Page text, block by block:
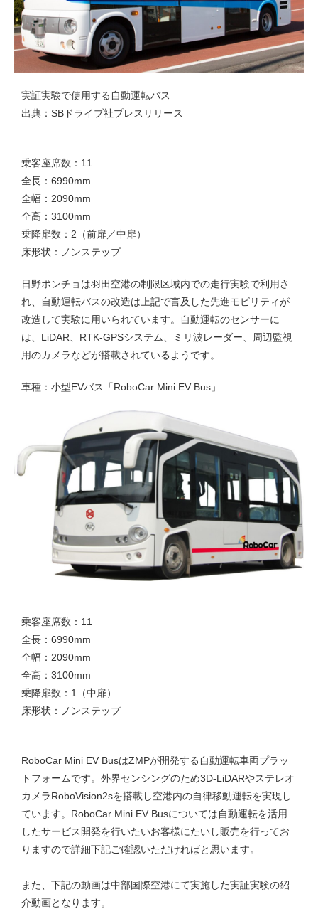
実証実験で使用する自動運転バス
出典：SBドライブ社プレスリリース
乗客座席数：11
全長：6990mm
全幅：2090mm
全高：3100mm
乗降扉数：2（前扉／中扉）
床形状：ノンステップ
日野ポンチョは羽田空港の制限区域内での走行実験で利用さ
れ、自動運転バスの改造は上記で言及した先進モビリティが
改造して実験に用いられています。自動運転のセンサーに
は、LiDAR、RTK-GPSシステム、ミリ波レーダー、周辺監視
用のカメラなどが搭載されているようです。
車種：小型EVバス「RoboCar Mini EV Bus」
乗客座席数：11
全長：6990mm
全幅：2090mm
全高：3100mm
乗降扉数：1（中扉）
床形状：ノンステップ
RoboCar Mini EV BusはZMPが開発する自動運転車両プラッ
トフォームです。外界センシングのため3D-LiDARやステレオ
カメラRoboVision2sを搭載し空港内の自律移動運転を実現し
ています。RoboCar Mini EV Busについては自動運転を活用
したサービス開発を行いたいお客様にたいし販売を行ってお
りますので詳細下記ご確認いただければと思います。
また、下記の動画は中部国際空港にて実施した実証実験の紹
介動画となります。